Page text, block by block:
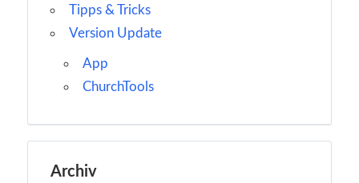
Tipps & Tricks
Version Update
App
ChurchTools
Archiv